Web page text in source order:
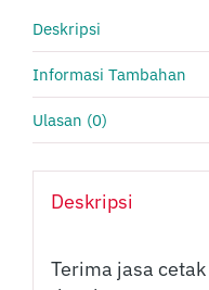
Deskripsi
Informasi Tambahan
Ulasan (0)
Deskripsi
Terima jasa